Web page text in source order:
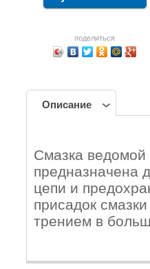
поделиться
Описание
Смазка ведомой
предназначена
цепи и
присадок
трением в